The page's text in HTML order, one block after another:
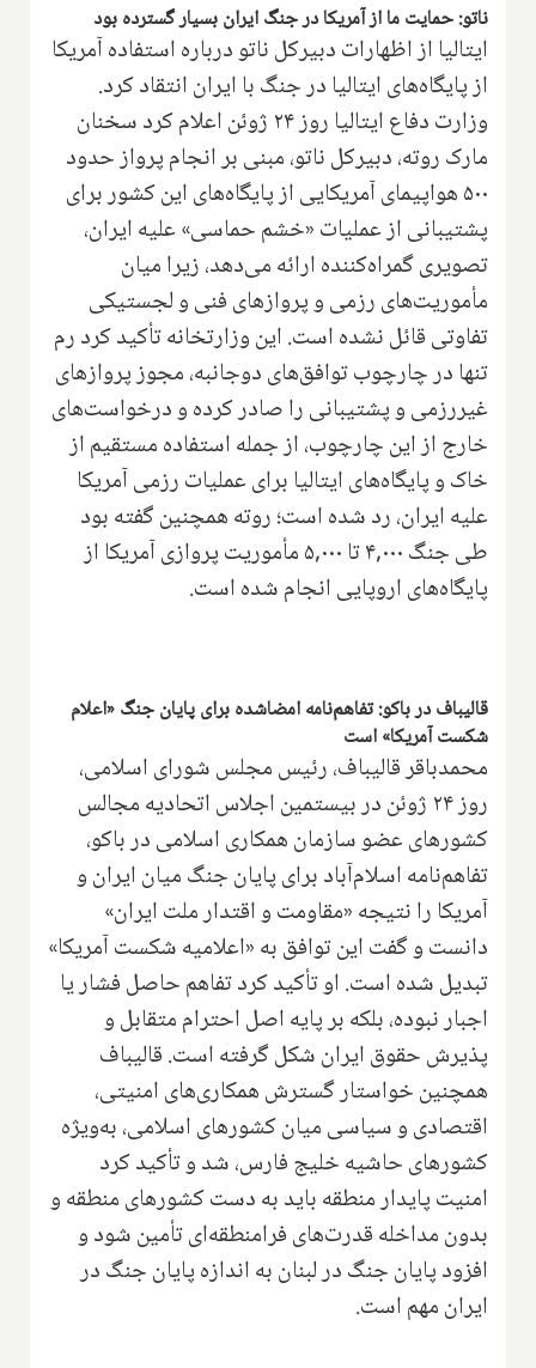
ناتو: حمایت ما از آمریکا در جنگ ایران بسیار گسترده بود
ایتالیا از اظهارات دبیرکل ناتو درباره استفاده آمریکا
از پایگاه‌های ایتالیا در جنگ با ایران انتقاد کرد.
وزارت دفاع ایتالیا روز ۲۴ ژوئن اعلام کرد سخنان
مارک روته، دبیرکل ناتو، مبنی بر انجام پرواز حدود
۵۰۰ هواپیمای آمریکایی از پایگاه‌های این کشور برای
پشتیبانی از عملیات «خشم حماسی» علیه ایران،
تصویری گمراه‌کننده ارائه می‌دهد، زیرا میان
مأموریت‌های رزمی و پروازهای فنی و لجستیکی
تفاوتی قائل نشده است. این وزارتخانه تأکید کرد رم
تنها در چارچوب توافق‌های دوجانبه، مجوز پروازهای
غیررزمی و پشتیبانی را صادر کرده و درخواست‌های
خارج از این چارچوب، از جمله استفاده مستقیم از
خاک و پایگاه‌های ایتالیا برای عملیات رزمی آمریکا
علیه ایران، رد شده است؛ روته همچنین گفته بود
طی جنگ ۴,۰۰۰ تا ۵,۰۰۰ مأموریت پروازی آمریکا از
پایگاه‌های اروپایی انجام شده است.
قالیباف در باکو: تفاهم‌نامه امضاشده برای پایان جنگ «اعلام
شکست آمریکا» است
محمدباقر قالیباف، رئیس مجلس شورای اسلامی،
روز ۲۴ ژوئن در بیستمین اجلاس اتحادیه مجالس
کشورهای عضو سازمان همکاری اسلامی در باکو،
تفاهم‌نامه اسلام‌آباد برای پایان جنگ میان ایران و
آمریکا را نتیجه «مقاومت و اقتدار ملت ایران»
دانست و گفت این توافق به «اعلامیه شکست آمریکا»
تبدیل شده است. او تأکید کرد تفاهم حاصل فشار یا
اجبار نبوده، بلکه بر پایه اصل احترام متقابل و
پذیرش حقوق ایران شکل گرفته است. قالیباف
همچنین خواستار گسترش همکاری‌های امنیتی،
اقتصادی و سیاسی میان کشورهای اسلامی، به‌ویژه
کشورهای حاشیه خلیج فارس، شد و تأکید کرد
امنیت پایدار منطقه باید به دست کشورهای منطقه و
بدون مداخله قدرت‌های فرامنطقه‌ای تأمین شود و
افزود پایان جنگ در لبنان به اندازه پایان جنگ در
ایران مهم است.